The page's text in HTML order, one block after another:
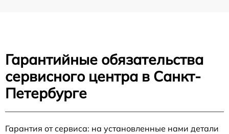
Гарантийные обязательства
сервисного центра в Санкт-
Петербурге
Гарантия от сервиса: на установленные нами детали